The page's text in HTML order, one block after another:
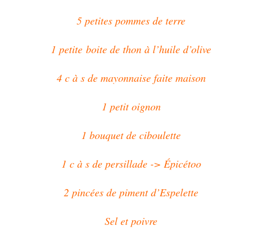
5 petites pommes de terre
1 petite boite de thon à l’huile d’olive
4 c à s de mayonnaise faite maison
1 petit oignon
1 bouquet de ciboulette
1 c à s de persillade -> Épicétoo
2 pincées de piment d’Espelette
Sel et poivre